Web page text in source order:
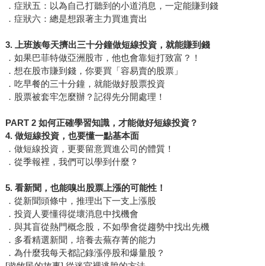
．症狀五：以為自己打聽到的小道消息，一定能賺到錢
．症狀六：總是想跟著主力買進賣出
3. 上班族每天擠出三十分鐘做短線投資，就能賺到錢
．如果巴菲特做亞洲股市，他也會靠短打致富？！
．想在股市賺到錢，你要買「容易賣的股票」
．吃早餐的三十分鐘，就能做好股票投資
．股票被套牢怎麼辦？記得先分開處理！
PART 2 如何正確學習知識，才能做好短線投資？
4. 做短線投資，也要懂一點基本面
．做短線投資，更要留意買進公司的體質！
．從季報裡，我們可以學到什麼？
5. 看新聞，也能嗅出股票上漲的可能性！
．從新聞頭條中，推理出下一支上漲股
．投資人要懂得從壞消息中找機會
．與其盲從熱門概念股，不如學會從趨勢中找出先機
．多看精選新聞，培養去蕪存菁的能力
．為什麼我每天都記錄漲停股和爆量股？